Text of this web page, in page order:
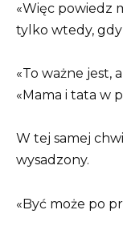
«Więc powiedz
tylko wtedy, gdy
«To ważne jest,
«Mama i tata w
W tej samej
wysadzony.
«Być może po